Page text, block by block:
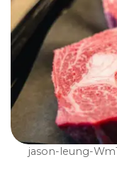
jason-leung-